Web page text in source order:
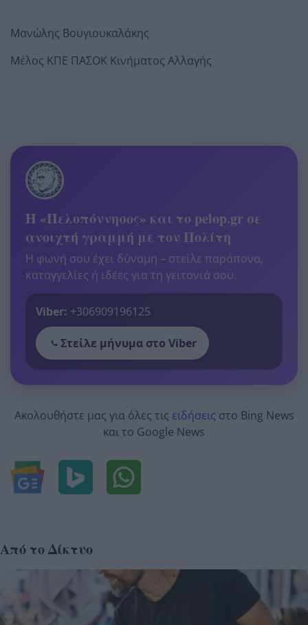
Μανώλης Βουγιουκαλάκης
Μέλος ΚΠΕ ΠΑΣΟΚ Κινήματος Αλλαγής
Η «Πελοπόννησος» και το pelop.gr σε
ανοιχτή γραμμή με τον Πολίτη
Η φωνή σου έχει δύναμη – στείλε παράπονα,
καταγγελίες ή ιδέες για τη γειτονιά σου.
Viber: +306909196125
Στείλε μήνυμα στο Viber
Ακολουθήστε μας για όλες τις ειδήσεις στο Bing News
και το Google News
Από το Δίκτυο